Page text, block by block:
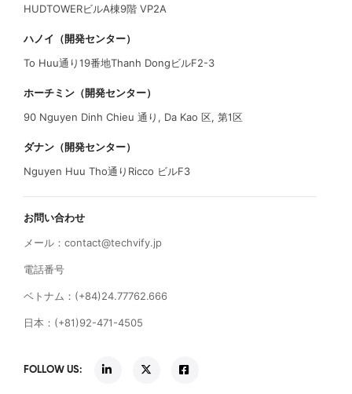
HUDTOWERビルA棟9階 VP2A
ハノイ（開発センター）
To Huu通り19番地Thanh DongビルF2-3
ホーチミン（開発センター）
90 Nguyen Dinh Chieu 通り, Da Kao 区, 第1区
ダナン（開発センター）
Nguyen Huu Tho通りRicco ビルF3
お問い合わせ
メール： contact@techvify.jp
電話番号
ベトナム：(+84)24.77762.666
日本：(+81)92-471-4505
FOLLOW US: